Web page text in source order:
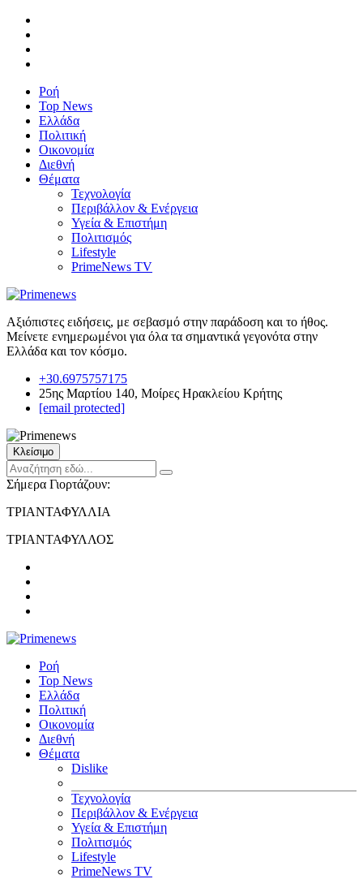
Ροή
Top News
Ελλάδα
Πολιτική
Οικονομία
Διεθνή
Θέματα
Τεχνολογία
Περιβάλλον & Ενέργεια
Υγεία & Επιστήμη
Πολιτισμός
Lifestyle
PrimeNews TV
Αξιόπιστες ειδήσεις, με σεβασμό στην παράδοση και το ήθος.
Μείνετε ενημερωμένοι για όλα τα σημαντικά γεγονότα στην
Ελλάδα και τον κόσμο.
+30.6975757175
25ης Μαρτίου 140, Μοίρες Ηρακλείου Κρήτης
[email protected]
Κλείσιμο
Σήμερα Γιορτάζουν:
ΤΡΙΑΝΤΑΦΥΛΛΙΑ
ΤΡΙΑΝΤΑΦΥΛΛΟΣ
Ροή
Top News
Ελλάδα
Πολιτική
Οικονομία
Διεθνή
Θέματα
Dislike
Τεχνολογία
Περιβάλλον & Ενέργεια
Υγεία & Επιστήμη
Πολιτισμός
Lifestyle
PrimeNews TV